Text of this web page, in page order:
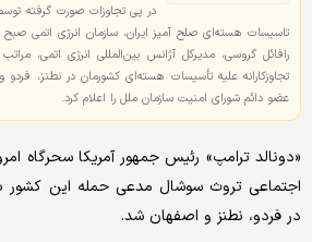
در پی تجاوزات صورت گرفته
تاسیسات هسته‌ای صلح آمیز ایران، سازمان انرژی اتمی
رافائل گروسی، مدیرکل آژانس بین‌المللی انرژی اتمی،
تجاوزکارانه علیه تأسیسات هسته‌ای کشورمان در نطنز،
عضو دائم شورای امنیت سازمان ملل را اعلام کرد.
«دونالد ترامپ» رئیس جمهور آمریکا سحرگاه
اجتماعی تروث سوشال مدعی حمله این کشور
در فردو، نطنز و اصفهان شد.